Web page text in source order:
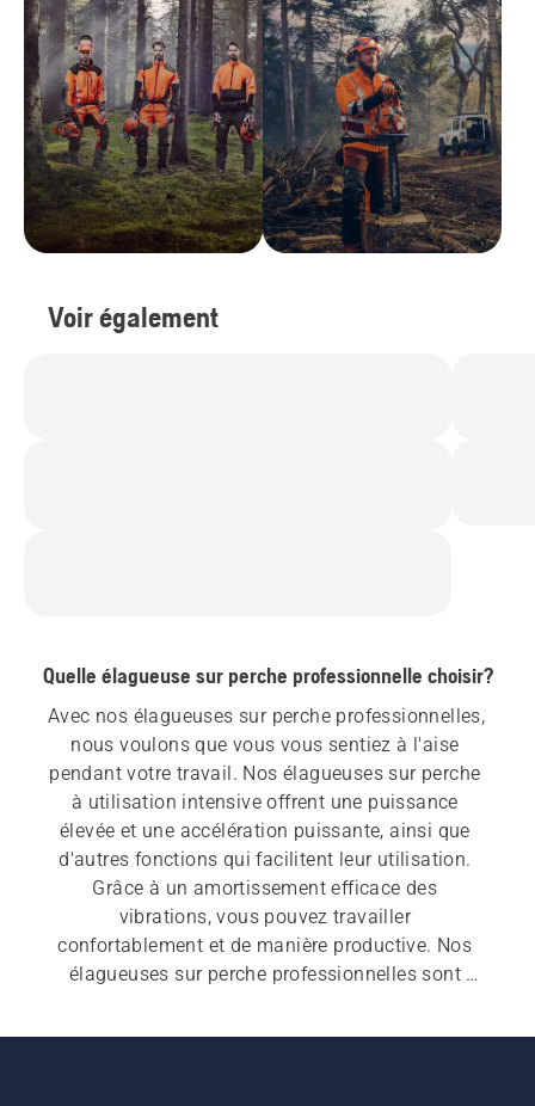
Voir également
Quelle élagueuse sur perche professionnelle choisir?
Avec nos élagueuses sur perche professionnelles,
nous voulons que vous vous sentiez à l'aise
pendant votre travail. Nos élagueuses sur perche
à utilisation intensive offrent une puissance
élevée et une accélération puissante, ainsi que
d'autres fonctions qui facilitent leur utilisation.
Grâce à un amortissement efficace des
vibrations, vous pouvez travailler
confortablement et de manière productive. Nos
élagueuses sur perche professionnelles sont